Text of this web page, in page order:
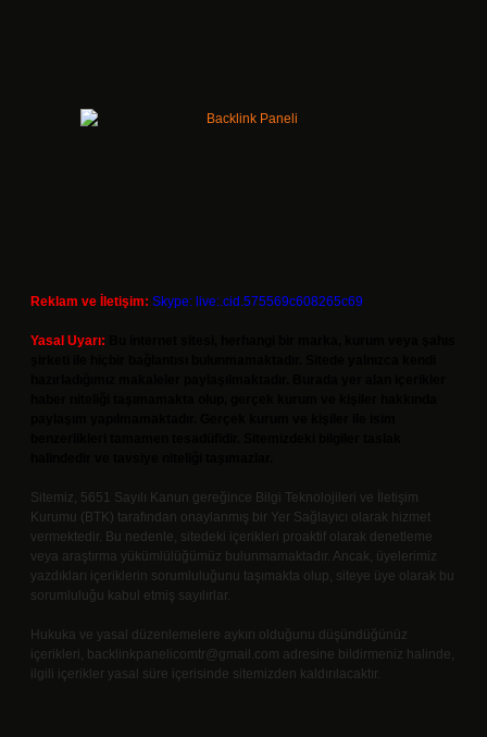
Reklam ve İletişim: Skype: live:.cid.575569c608265c69
Yasal Uyarı:
Sitemiz, 5651 Sayılı Kanun gereğince Bilgi Teknolojileri ve İletişim
Kurumu (BTK) tarafından onaylanmış bir Yer Sağlayıcı olarak hizmet
vermektedir. Bu nedenle, sitedeki içerikleri proaktif olarak denetleme
veya araştırma yükümlülüğümüz bulunmamaktadır. Ancak, üyelerimiz
yazdıkları içeriklerin sorumluluğunu taşımakta olup, siteye üye olarak bu
sorumluluğu kabul etmiş sayılırlar.
Hukuka ve yasal düzenlemelere aykırı olduğunu düşündüğünüz
içerikleri, backlinkpanelicomtr@gmail.com adresine bildirmeniz halinde,
ilgili içerikler yasal süre içerisinde sitemizden kaldırılacaktır.